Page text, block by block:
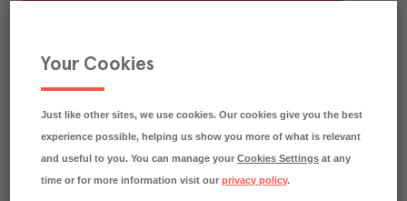
Your Cookies
Just like other sites, we use cookies. Our cookies give you the best
experience possible, helping us show you more of what is relevant
and useful to you. You can manage yourCookies Settings at any
time or for more information visit ourprivacy policy.